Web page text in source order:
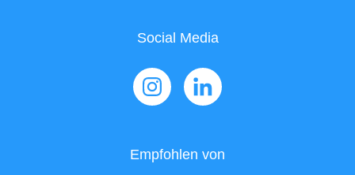
Social Media
Empfohlen von